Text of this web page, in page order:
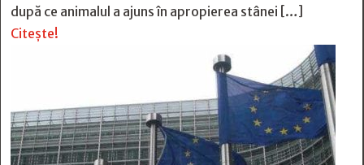
după ce animalul a ajuns în apropierea stânei […]
Citește!